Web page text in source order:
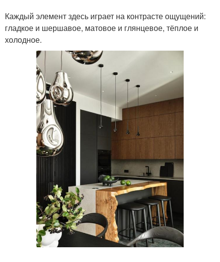
Каждый элемент здесь играет на контрасте ощущений:
гладкое и шершавое, матовое и глянцевое, тёплое и
холодное.